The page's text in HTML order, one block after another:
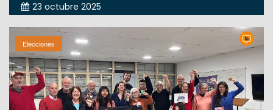
23 octubre 2025
Elecciones